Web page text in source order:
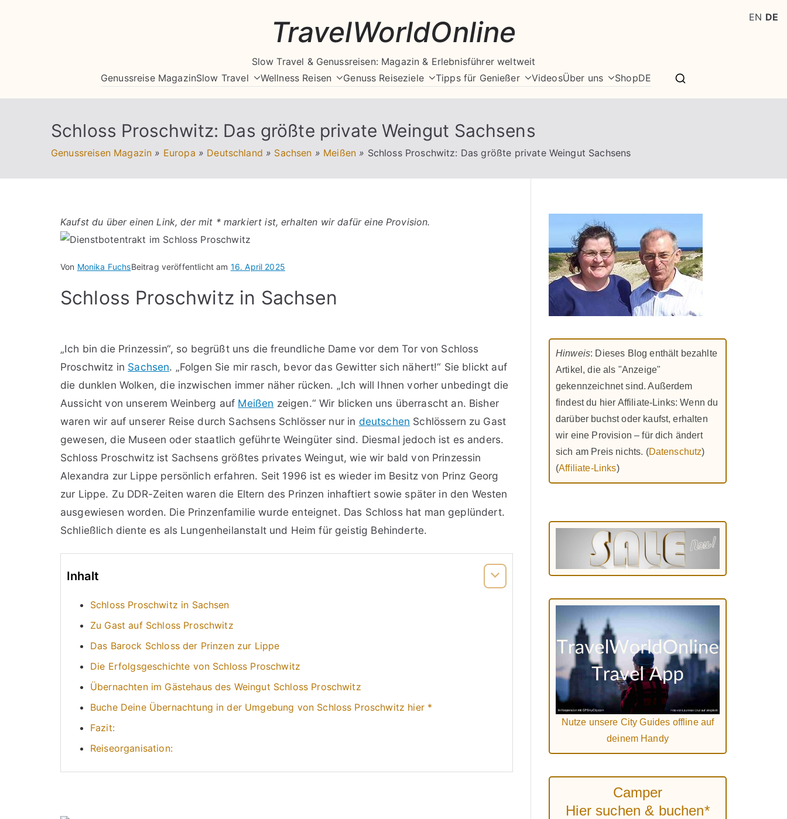
TravelWorldOnline
Slow Travel & Genussreisen: Magazin & Erlebnisführer weltweit
Genussreise MagazinSlow Travel Wellness Reisen Genuss Reiseziele Tipps für Genießer VideosÜber uns ShopDE
Schloss Proschwitz: Das größte private Weingut Sachsens
Genussreisen Magazin » Europa » Deutschland » Sachsen » Meißen » Schloss Proschwitz: Das größte private Weingut Sachsens
Kaufst du über einen Link, der mit * markiert ist, erhalten wir dafür eine Provision.
Von Monika FuchsBeitrag veröffentlicht am 16. April 2025
Schloss Proschwitz in Sachsen
„Ich bin die Prinzessin“, so begrüßt uns die freundliche Dame vor dem Tor von Schloss
Proschwitz in Sachsen. „Folgen Sie mir rasch, bevor das Gewitter sich nähert!“ Sie blickt auf
die dunklen Wolken, die inzwischen immer näher rücken. „Ich will Ihnen vorher unbedingt die
Aussicht von unserem Weinberg auf Meißen zeigen.“ Wir blicken uns überrascht an. Bisher
waren wir auf unserer Reise durch Sachsens Schlösser nur in deutschen Schlössern zu Gast
gewesen, die Museen oder staatlich geführte Weingüter sind. Diesmal jedoch ist es anders.
Schloss Proschwitz ist Sachsens größtes privates Weingut, wie wir bald von Prinzessin
Alexandra zur Lippe persönlich erfahren. Seit 1996 ist es wieder im Besitz von Prinz Georg
zur Lippe. Zu DDR-Zeiten waren die Eltern des Prinzen inhaftiert sowie später in den Westen
ausgewiesen worden. Die Prinzenfamilie wurde enteignet. Das Schloss hat man geplündert.
Schließlich diente es als Lungenheilanstalt und Heim für geistig Behinderte.
Inhalt
Schloss Proschwitz in Sachsen
Zu Gast auf Schloss Proschwitz
Das Barock Schloss der Prinzen zur Lippe
Die Erfolgsgeschichte von Schloss Proschwitz
Übernachten im Gästehaus des Weingut Schloss Proschwitz
Buche Deine Übernachtung in der Umgebung von Schloss Proschwitz hier *
Fazit:
Reiseorganisation:
Hinweis: Dieses Blog enthält bezahlte
Artikel, die als "Anzeige"
gekennzeichnet sind. Außerdem
findest du hier Affiliate-Links: Wenn du
darüber buchst oder kaufst, erhalten
wir eine Provision – für dich ändert
sich am Preis nichts. (Datenschutz)
(Affiliate-Links)
Nutze unsere City Guides offline auf
deinem Handy
Camper
Hier suchen & buchen*
EN DE